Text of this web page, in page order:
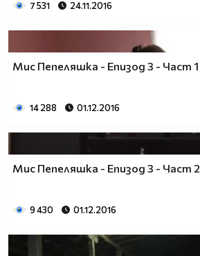
7 531 24.11.2016
Мис Пепеляшка - Епизод 3 - Част 1
14 288 01.12.2016
Мис Пепеляшка - Епизод 3 - Част 2
9 430 01.12.2016